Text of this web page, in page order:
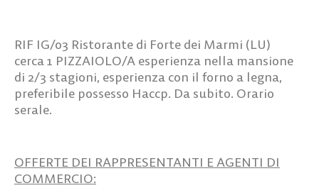
RIF IG/03 Ristorante di Forte dei Marmi (LU)
cerca 1 PIZZAIOLO/A esperienza nella mansione
di 2/3 stagioni, esperienza con il forno a legna,
preferibile possesso Haccp. Da subito. Orario
serale.
OFFERTE DEI RAPPRESENTANTI E AGENTI DI
COMMERCIO: